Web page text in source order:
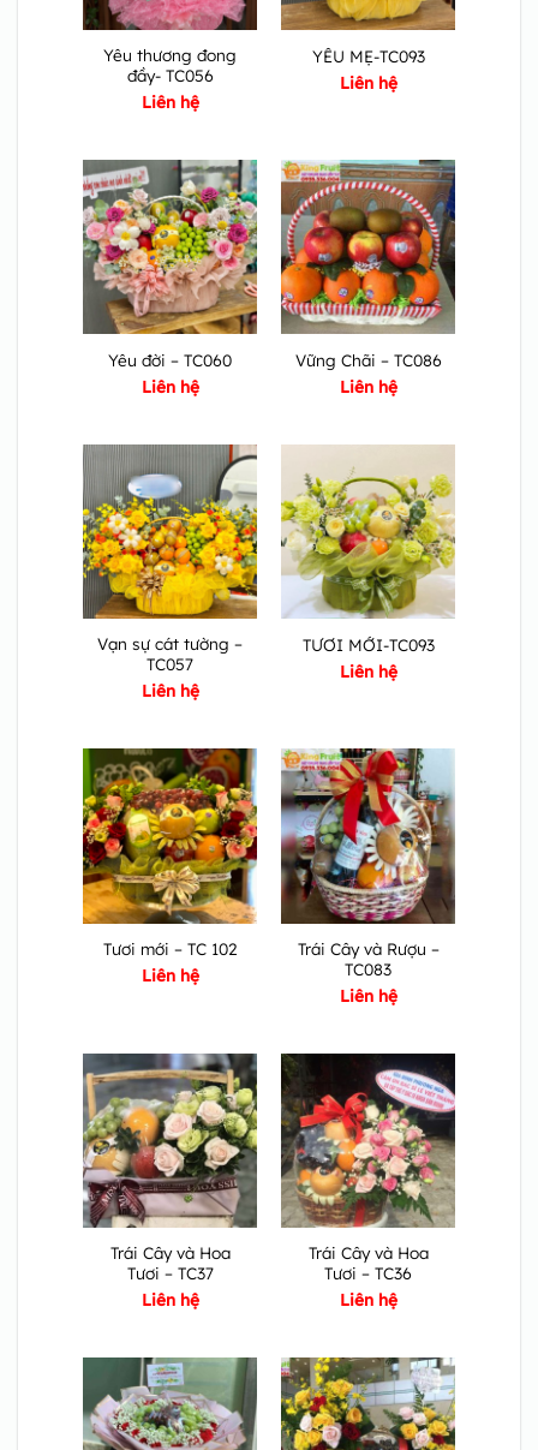
Yêu thương đong
đầy- TC056
Liên hệ
YÊU MẸ-TC093
Liên hệ
Yêu đời – TC060
Liên hệ
Vững Chãi – TC086
Liên hệ
Vạn sự cát tường –
TC057
Liên hệ
TƯƠI MỚI-TC093
Liên hệ
Tươi mới – TC 102
Liên hệ
Trái Cây và Rượu –
TC083
Liên hệ
Trái Cây và Hoa
Tươi – TC37
Liên hệ
Trái Cây và Hoa
Tươi – TC36
Liên hệ